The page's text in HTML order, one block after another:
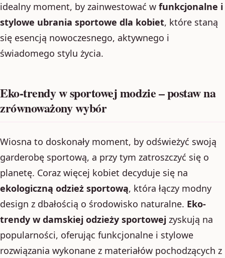
idealny moment, by zainwestować w funkcjonalne i
stylowe ubrania sportowe dla kobiet, które staną
się esencją nowoczesnego, aktywnego i
świadomego stylu życia.
Eko-trendy w sportowej modzie – postaw na
zrównoważony wybór
Wiosna to doskonały moment, by odświeżyć swoją
garderobę sportową, a przy tym zatroszczyć się o
planetę. Coraz więcej kobiet decyduje się na
ekologiczną odzież sportową, która łączy modny
design z dbałością o środowisko naturalne. Eko-
trendy w damskiej odzieży sportowej zyskują na
popularności, oferując funkcjonalne i stylowe
rozwiązania wykonane z materiałów pochodzących z